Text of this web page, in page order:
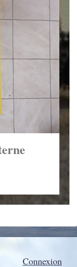
Connexion